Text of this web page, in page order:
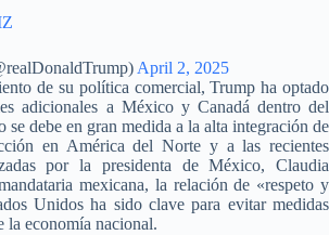
April 2, 2025
de su política comercial, Trump ha optado
adicionales a México y Canadá dentro del
debe en gran medida a la alta integración de
en América del Norte y a las recientes
por la presidenta de México, Claudia
mexicana, la relación de «respeto y
Unidos ha sido clave para evitar medidas
la economía nacional.